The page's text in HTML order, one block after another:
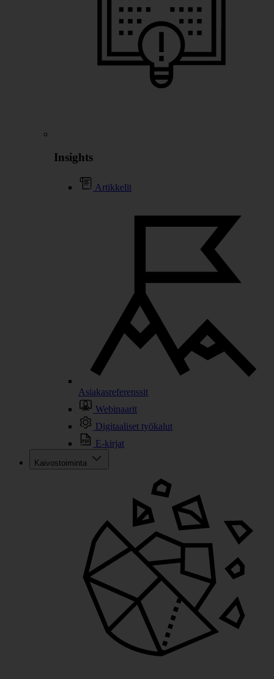
Insights
Artikkelit
Asiakasreferenssit
Webinaarit
Digitaaliset työkalut
E-kirjat
Kaivostoiminta